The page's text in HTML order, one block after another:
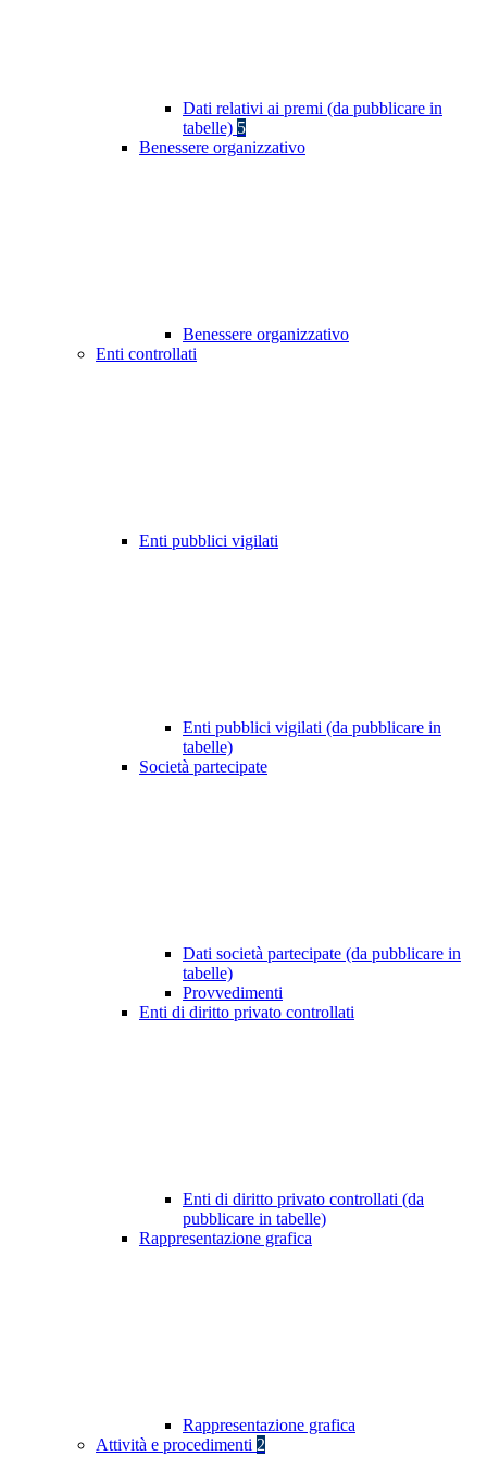
Dati relativi ai premi (da pubblicare in
tabelle) 5
Benessere organizzativo
Benessere organizzativo
Enti controllati
Enti pubblici vigilati
Enti pubblici vigilati (da pubblicare in
tabelle)
Società partecipate
Dati società partecipate (da pubblicare in
tabelle)
Provvedimenti
Enti di diritto privato controllati
Enti di diritto privato controllati (da
pubblicare in tabelle)
Rappresentazione grafica
Rappresentazione grafica
Attività e procedimenti 2